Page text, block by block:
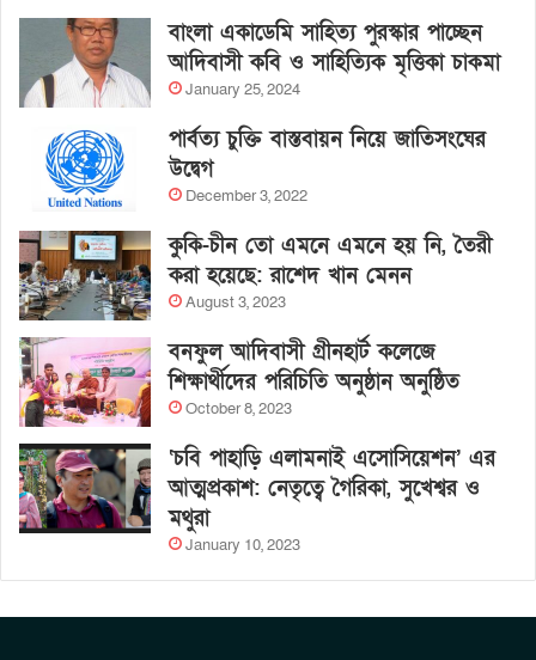
বাংলা একাডেমি সাহিত্য পুরস্কার পাচ্ছেন
আদিবাসী কবি ও সাহিত্যিক মৃত্তিকা চাকমা
January 25, 2024
পার্বত্য চুক্তি বাস্তবায়ন নিয়ে জাতিসংঘের
উদ্বেগ
December 3, 2022
কুকি-চীন তো এমনে এমনে হয় নি, তৈরী
করা হয়েছে: রাশেদ খান মেনন
August 3, 2023
বনফুল আদিবাসী গ্রীনহার্ট কলেজে
শিক্ষার্থীদের পরিচিতি অনুষ্ঠান অনুষ্ঠিত
October 8, 2023
‘চবি পাহাড়ি এলামনাই এসোসিয়েশন’ এর
আত্মপ্রকাশ: নেতৃত্বে গৈরিকা, সুখেশ্বর ও
মথুরা
January 10, 2023